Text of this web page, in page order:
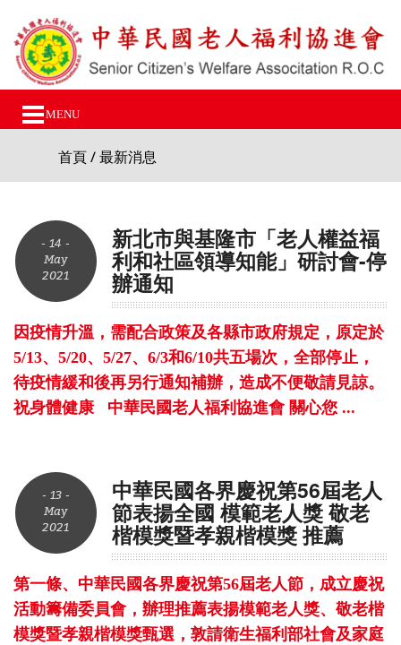
MENU
首頁 / 最新消息
- 14 -
May
2021
新北市與基隆市「老人權益福
利和社區領導知能」研討會-停
辦通知
因疫情升溫，需配合政策及各縣市政府規定，原定於
5/13、5/20、5/27、6/3和6/10共五場次，全部停止，
待疫情緩和後再另行通知補辦，造成不便敬請見諒。
祝身體健康 中華民國老人福利協進會 關心您 ...
- 13 -
May
2021
中華民國各界慶祝第56屆老人
節表揚全國 模範老人獎 敬老
楷模獎暨孝親楷模獎 推薦
第一條、中華民國各界慶祝第56屆老人節，成立慶祝
活動籌備委員會，辦理推薦表揚模範老人獎、敬老楷
模獎暨孝親楷模獎甄選，敦請衛生福利部社會及家庭